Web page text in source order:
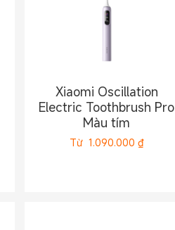
Xiaomi Oscillation
Electric Toothbrush Pro
Màu tím
Từ 1.090.000 ₫